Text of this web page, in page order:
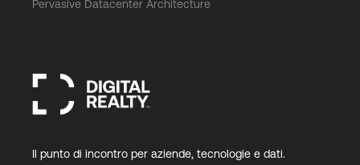
Pervasive Datacenter Architecture
Il punto di incontro per aziende, tecnologie e dati.